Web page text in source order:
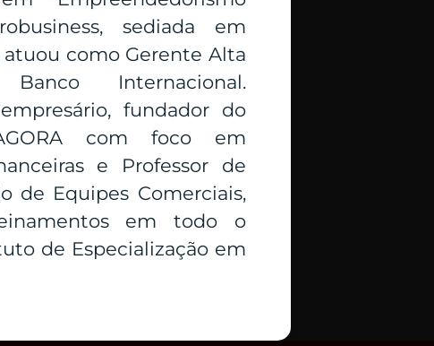
sediada em
atuou como Gerente Alta
Internacional.
fundador do
com foco em
e Professor de
de Equipes Comerciais,
em todo o
de Especialização em